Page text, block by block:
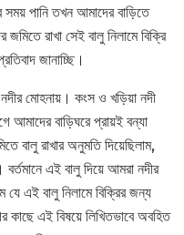
সময় পানি তখন আমাদের বাড়িতে
রাখা সেই বালু নিলামে বিক্রি
জানাচ্ছি।
মোহনায়। কংস ও খড়িয়া নদী
আমাদের বাড়িঘরে প্রায়ই বন্যা
রাখার অনুমতি দিয়েছিলাম,
এই বালু দিয়ে আমরা নদীর
এই বালু নিলামে বিক্রির জন্য
কাছে এই বিষয়ে লিখিতভাবে অবহিত